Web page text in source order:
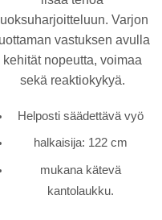
Varjon
vastuksen avulla
kehität nopeutta, voimaa
sekä reaktiokykyä.
Helposti säädettävä vyö
halkaisija: 122 cm
mukana kätevä
kantolaukku.